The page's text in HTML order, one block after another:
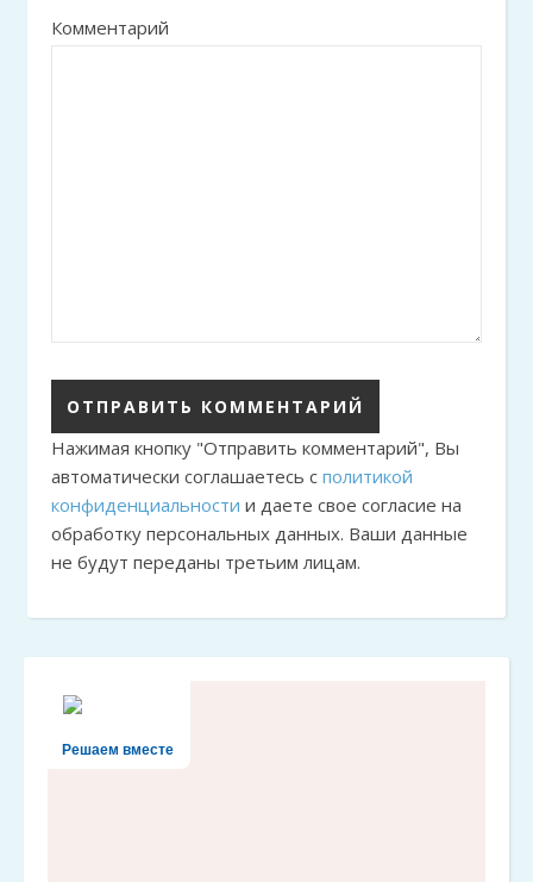
Комментарий
Нажимая кнопку "Отправить комментарий", Вы
автоматически соглашаетесь с политикой
конфиденциальности и даете свое согласие на
обработку персональных данных. Ваши данные
не будут переданы третьим лицам.
Решаем вместе